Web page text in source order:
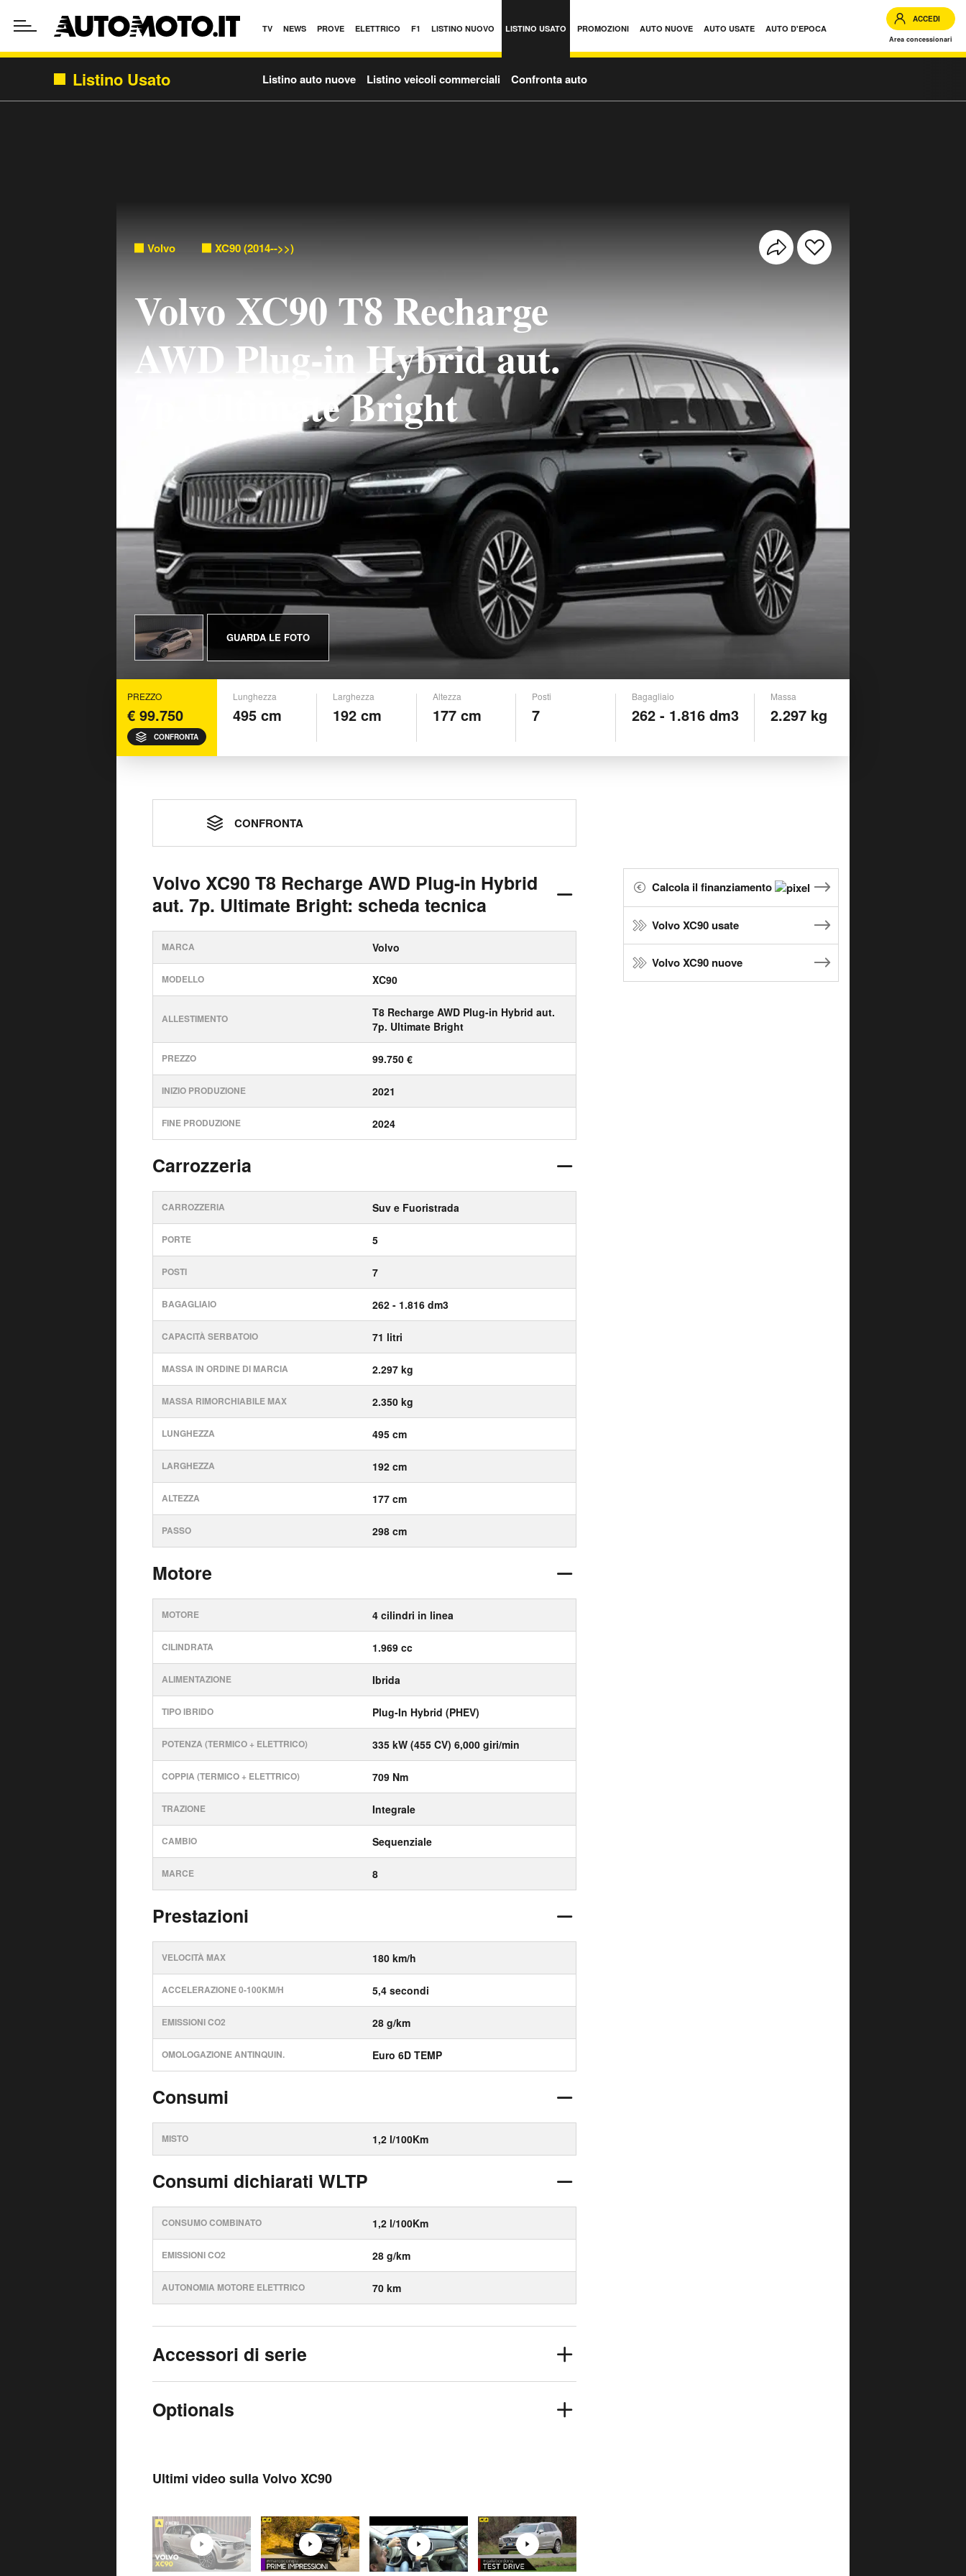
TV NEWS PROVE ELETTRICO F1 LISTINO NUOVO LISTINO USATO PROMOZIONI AUTO NUOVE AUTO USATE AUTO D'EPOCA
ACCEDI
Area concessionari
Listino Usato Listino auto nuove Listino veicoli commerciali Confronta auto
Volvo XC90 (2014-->>)
Volvo XC90 T8 Recharge
AWD Plug-in Hybrid aut.
7p. Ultimate Bright
GUARDA LE FOTO
PREZZO
€ 99.750
CONFRONTA
Lunghezza
495 cm
Larghezza
192 cm
Altezza
177 cm
Posti
7
Bagagliaio
262 - 1.816 dm3
Massa
2.297 kg
CONFRONTA
Volvo XC90 T8 Recharge AWD Plug-in Hybrid
aut. 7p. Ultimate Bright: scheda tecnica
MARCA Volvo
MODELLO XC90
ALLESTIMENTO
T8 Recharge AWD Plug-in Hybrid aut.
7p. Ultimate Bright
PREZZO 99.750 €
INIZIO PRODUZIONE 2021
FINE PRODUZIONE 2024
Carrozzeria
CARROZZERIA Suv e Fuoristrada
PORTE 5
POSTI 7
BAGAGLIAIO 262 - 1.816 dm3
CAPACITÀ SERBATOIO 71 litri
MASSA IN ORDINE DI MARCIA 2.297 kg
MASSA RIMORCHIABILE MAX 2.350 kg
LUNGHEZZA 495 cm
LARGHEZZA 192 cm
ALTEZZA 177 cm
PASSO 298 cm
Motore
MOTORE 4 cilindri in linea
CILINDRATA 1.969 cc
ALIMENTAZIONE Ibrida
TIPO IBRIDO Plug-In Hybrid (PHEV)
POTENZA (TERMICO + ELETTRICO) 335 kW (455 CV) 6,000 giri/min
COPPIA (TERMICO + ELETTRICO) 709 Nm
TRAZIONE Integrale
CAMBIO Sequenziale
MARCE 8
Prestazioni
VELOCITÀ MAX 180 km/h
ACCELERAZIONE 0-100KM/H 5,4 secondi
EMISSIONI CO2 28 g/km
OMOLOGAZIONE ANTINQUIN. Euro 6D TEMP
Consumi
MISTO 1,2 l/100Km
Consumi dichiarati WLTP
CONSUMO COMBINATO 1,2 l/100Km
EMISSIONI CO2 28 g/km
AUTONOMIA MOTORE ELETTRICO 70 km
Accessori di serie
Optionals
Ultimi video sulla Volvo XC90
Calcola il finanziamento
Volvo XC90 usate
Volvo XC90 nuove